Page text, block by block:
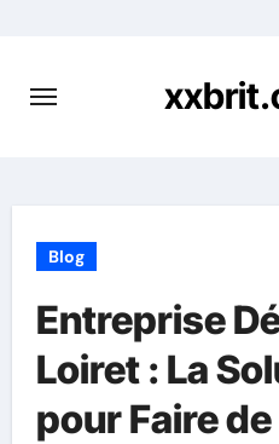
content
Blog
Entreprise
Loiret : La
pour Faire